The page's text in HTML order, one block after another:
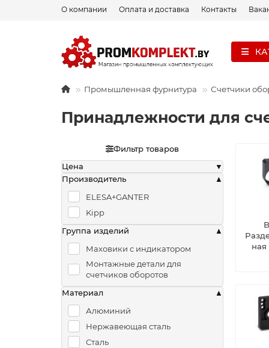
О компании Оплата и доставка Контакты
Промышленная фурнитура Счетчики
Принадлежности для
Фильтр товаров
Цена
Производитель
ELESA+GANTER
Kipp
Группа изделий
Маховики с индикатором
Монтажные детали для
счетчиков оборотов
Материал
Алюминий
Нержавеющая сталь
Сталь
ная